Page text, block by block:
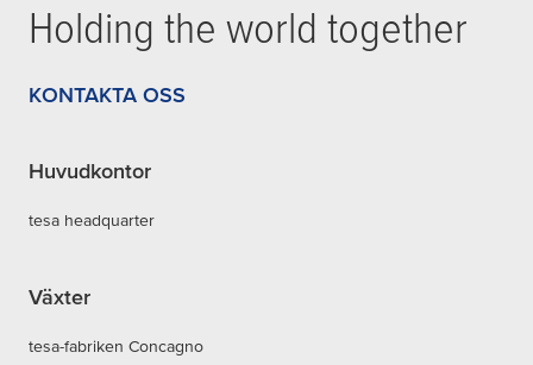
Holding the world together
KONTAKTA OSS
Huvudkontor
tesa headquarter
Växter
tesa-fabriken Concagno